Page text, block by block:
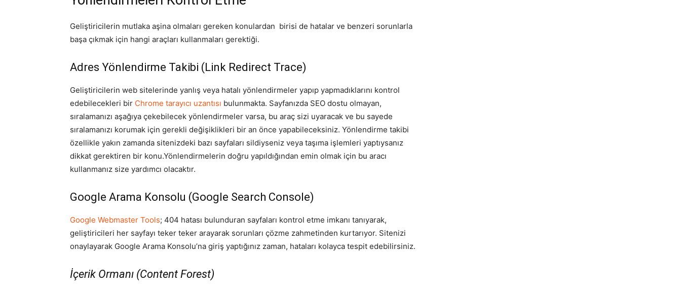
Geliştiricilerin mutlaka aşina olmaları gereken konulardan birisi de hatalar ve benzeri sorunlarla
başa çıkmak için hangi araçları kullanmaları gerektiği.
Adres Yönlendirme Takibi (Link Redirect Trace)
Geliştiricilerin web sitelerinde yanlış veya hatalı yönlendirmeler yapıp yapmadıklarını kontrol
edebilecekleri bir Chrome tarayıcı uzantısı bulunmakta. Sayfanızda SEO dostu olmayan,
sıralamanızı aşağıya çekebilecek yönlendirmeler varsa, bu araç sizi uyaracak ve bu sayede
sıralamanızı korumak için gerekli değişiklikleri bir an önce yapabileceksiniz. Yönlendirme takibi
özellikle yakın zamanda sitenizdeki bazı sayfaları sildiyseniz veya taşıma işlemleri yaptıysanız
dikkat gerektiren bir konu.Yönlendirmelerin doğru yapıldığından emin olmak için bu aracı
kullanmanız size yardımcı olacaktır.
Google Arama Konsolu (Google Search Console)
Google Webmaster Tools; 404 hatası bulunduran sayfaları kontrol etme imkanı tanıyarak,
geliştiricileri her sayfayı teker teker arayarak sorunları çözme zahmetinden kurtarıyor. Sitenizi
onaylayarak Google Arama Konsolu’na giriş yaptığınız zaman, hataları kolayca tespit edebilirsiniz.
İçerik Ormanı (Content Forest)